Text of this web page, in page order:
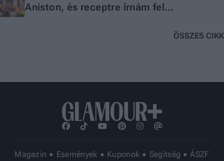
Aniston, és receptre írnám fel
ÖSSZES CIKK
Magazin Események Kuponok Segítség
ÁSZF